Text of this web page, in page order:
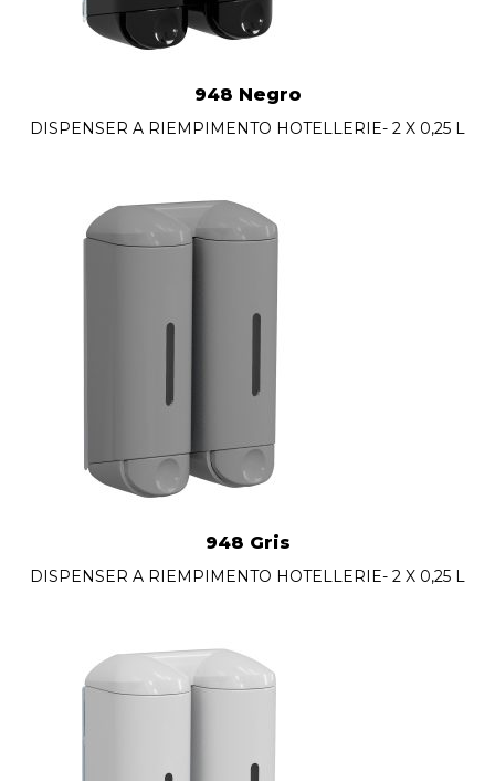
948 Negro
DISPENSER A RIEMPIMENTO HOTELLERIE- 2 X 0,25 L
948 Gris
DISPENSER A RIEMPIMENTO HOTELLERIE- 2 X 0,25 L